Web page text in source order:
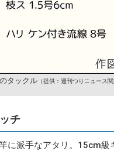
タックル（提供：週刊つりニュース関
チ
に派手なアタリ。15cm